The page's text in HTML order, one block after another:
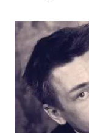
e
l
a